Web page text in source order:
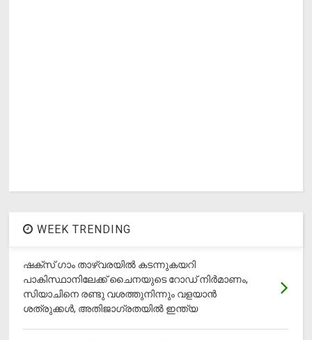
WEEK TRENDING
ഷക്സ് ​ഗാം താഴ്‌വരയിൽ കടന്നുകയറി
പാകിസ്ഥാനിലേക്ക് ചൈനയുടെ റോഡ് നിർമാണം,
സിയാചിനെ രണ്ടു വശത്തുനിന്നും വളയാൻ
ശത്രുക്കൾ, അതിജാ​ഗ്രതയിൽ ഇന്ത്യ